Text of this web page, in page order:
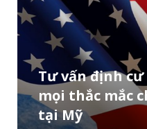
Tư vấn định
mọi thắc mắc
tại Mỹ